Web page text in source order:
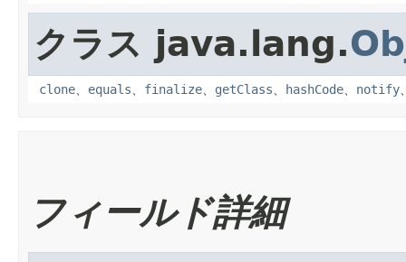
クラス java.lang.
clone、 equals、 finalize、 getClass、 hashCode、 notify
フィールド詳細